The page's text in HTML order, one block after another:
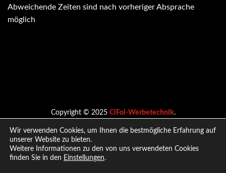
Abweichende Zeiten sind nach vorheriger Absprache
möglich
Copyright © 2025 CiFol-Werbetechnik.
Nach oben
Wir verwenden Cookies, um Ihnen die bestmögliche Erfahrung auf
unserer Website zu bieten.
Weitere Informationen zu den von uns verwendeten Cookies
finden Sie in den Einstellungen.